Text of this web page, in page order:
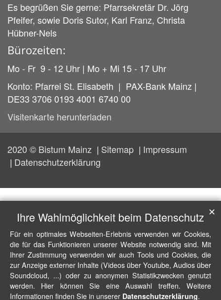
Es begrüßen Sie gerne: Pfarrsekretär Dr. Jörg
Pfeifer, sowie Doris Sutor, Karl Franz, Christa
Hübner-Nels
Bürozeiten:
Mo - Fr 9 - 12 Uhr | Mo + Mi 15 - 17 Uhr
Konto: Pfarrei St. Elisabeth | PAX-Bank Mainz |
DE33 3706 0193 4001 6740 00
Visitenkarte herunterladen
2020 © Bistum Mainz Sitemap
Impressum
Datenschutzerklärung
Ihre Wahlmöglichkeit beim Datenschutz
Für ein optimales Webseiten-Erlebnis verwenden wir Cookies,
die für das Funktionieren unserer Website notwendig sind. Mit
Ihrer Zustimmung verwenden wir auch Tools und Cookies, die
zur Anzeige externer Inhalte (Videos über Youtube, Audios über
Soundcloud, ...) oder zu anonymen Statistikzwecken genutzt
werden. Hier können Sie eine Auswahl treffen. Weitere
Informationen finden Sie in unserer Datenschutzerklärung.
✕